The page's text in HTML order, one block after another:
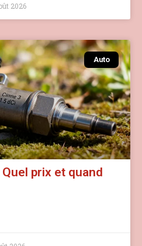
2026
Auto
prix et quand